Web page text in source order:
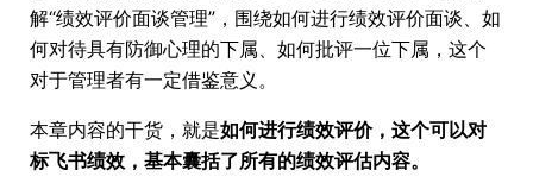
解“绩效评价面谈管理”，围绕如何进行绩效评价面谈、如
何对待具有防御心理的下属、如何批评一位下属，这个
对于管理者有一定借鉴意义。
本章内容的干货，就是如何进行绩效评价，这个可以对
标飞书绩效，基本囊括了所有的绩效评估内容。